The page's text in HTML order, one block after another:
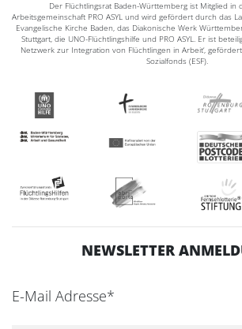
Der Flüchtlingsrat Baden-Württemberg ist Mitglied in
Arbeitsgemeinschaft PRO ASYL und wird gefördert durch das
Evangelische Kirche Baden, das Diakonische Werk
Stuttgart, die UNO-Flüchtlingshilfe und PRO ASYL. Er ist
Netzwerk zur Integration von Flüchtlingen in Arbeit‘,
Sozialfonds (ESF).
NEWSLETTER
E-Mail Adresse*